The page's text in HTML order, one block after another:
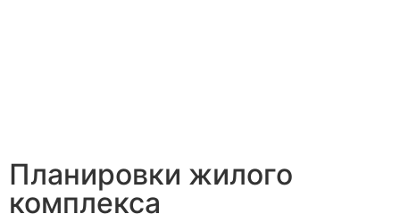
Планировки жилого
комплекса